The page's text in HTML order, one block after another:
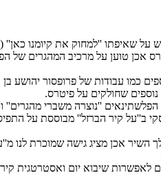
אכן טוען על מרכיב המהגרים של
כמו עבודות של פרופסור יהושע
שחולקים על פיטרס.
''נוצרה משברי מהגרים''
לאפשרות שיבוא יום ואסטרטגית